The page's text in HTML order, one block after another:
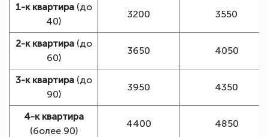
1-к квартира(до
40)
3200 3550
2-к квартира(до
60)
3650 4050
3-к квартира(до
90)
3950 4350
4-к квартира
(более 90)
4400 4850